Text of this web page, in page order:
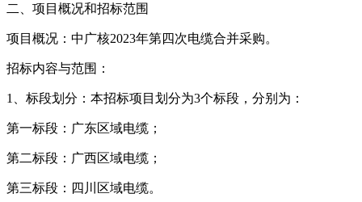
二、项目概况和招标范围
项目概况：中广核2023年第四次电缆合并采购。
招标内容与范围：
1、标段划分：本招标项目划分为3个标段，分别为：
第一标段：广东区域电缆；
第二标段：广西区域电缆；
第三标段：四川区域电缆。